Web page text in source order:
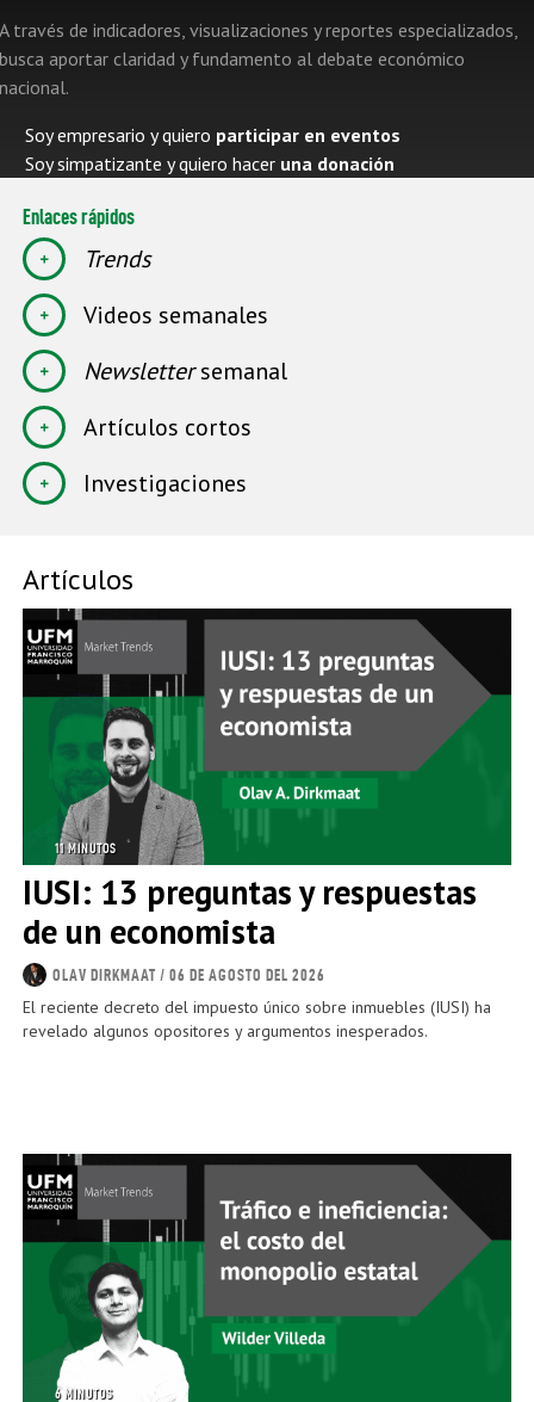
A través de indicadores, visualizaciones y reportes especializados,
busca aportar claridad y fundamento al debate económico
nacional.
Soy empresario y quiero participar en eventos
Soy simpatizante y quiero hacer una donación
Enlaces rápidos
Trends
Videos semanales
Newslettersemanal
Artículos cortos
Investigaciones
Artículos
11 MINUTOS
IUSI: 13 preguntas y respuestas
de un economista
OLAV DIRKMAAT / 06 DE AGOSTO DEL 2026
El reciente decreto del impuesto único sobre inmuebles (IUSI) ha
revelado algunos opositores y argumentos inesperados.
6 MINUTOS